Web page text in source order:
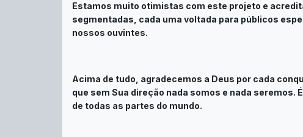
Estamos muito otimistas com este projeto e
segmentadas, cada uma voltada para públicos
nossos ouvintes.
Acima de tudo, agradecemos a Deus por cada
que sem Sua direção nada somos e nada
de todas as partes do mundo.